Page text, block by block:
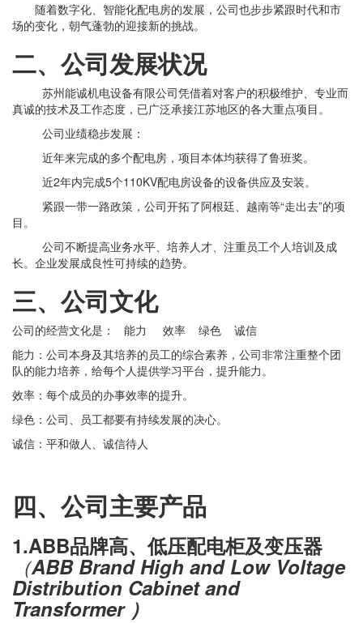
随着数字化、智能化配电房的发展，公司也步步紧跟时代和市
场的变化，朝气蓬勃的迎接新的挑战。
二、公司发展状况
苏州能诚机电设备有限公司凭借着对客户的积极维护、专业而
真诚的技术及工作态度，已广泛承接江苏地区的各大重点项目。
公司业绩稳步发展：
近年来完成的多个配电房，项目本体均获得了鲁班奖。
近2年内完成5个110KV配电房设备的设备供应及安装。
紧跟一带一路政策，公司开拓了阿根廷、越南等“走出去”的项
目。
公司不断提高业务水平、培养人才、注重员工个人培训及成
长。企业发展成良性可持续的趋势。
三、公司文化
公司的经营文化是： 能力 效率 绿色 诚信
能力：公司本身及其培养的员工的综合素养，公司非常注重整个团
队的能力培养，给每个人提供学习平台，提升能力。
效率：每个成员的办事效率的提升。
绿色：公司、员工都要有持续发展的决心。
诚信：平和做人、诚信待人
四、公司主要产品
1.ABB品牌高、低压配电柜及变压器
（ABB Brand High and Low Voltage
Distribution Cabinet and
Transformer ）